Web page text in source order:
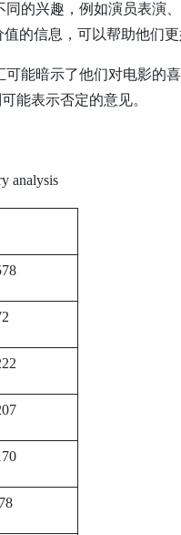
的兴趣，例如演员表演
的信息，可以帮助他们更
能暗示了他们对电影的
能表示否定的意见。
analysis